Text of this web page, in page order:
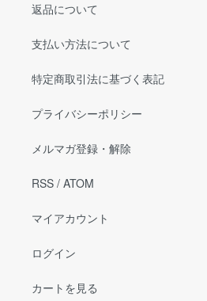
返品について
支払い方法について
特定商取引法に基づく表記
プライバシーポリシー
メルマガ登録・解除
RSS / ATOM
マイアカウント
ログイン
カートを見る